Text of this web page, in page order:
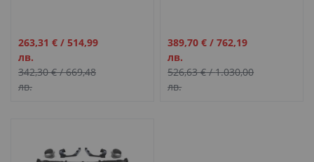
Промо
цена
263,31 € / 514,99
лв.
342,30 €/669,48
лв.
Промо
цена
389,70 € /762,19
лв.
526,63 €/1.030,00
лв.